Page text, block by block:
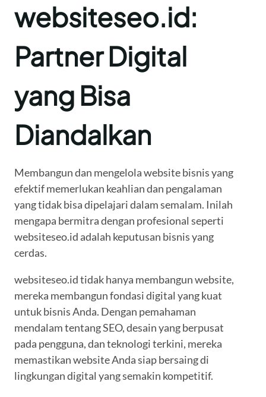
websiteseo.id:
Partner Digital
yang Bisa
Diandalkan
Membangun dan mengelola website bisnis yang
efektif memerlukan keahlian dan pengalaman
yang tidak bisa dipelajari dalam semalam. Inilah
mengapa bermitra dengan profesional seperti
websiteseo.id adalah keputusan bisnis yang
cerdas.
websiteseo.id tidak hanya membangun website,
mereka membangun fondasi digital yang kuat
untuk bisnis Anda. Dengan pemahaman
mendalam tentang SEO, desain yang berpusat
pada pengguna, dan teknologi terkini, mereka
memastikan website Anda siap bersaing di
lingkungan digital yang semakin kompetitif.